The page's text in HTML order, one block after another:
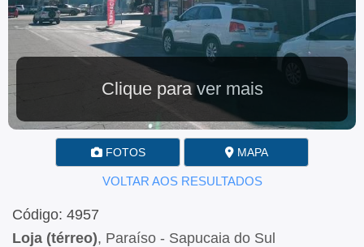
Clique para ver mais
FOTOS MAPA
VOLTAR AOS RESULTADOS
Código: 4957
Loja (térreo), Paraíso - Sapucaia do Sul